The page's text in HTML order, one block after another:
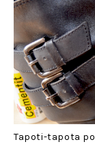
Tapoti-tapota